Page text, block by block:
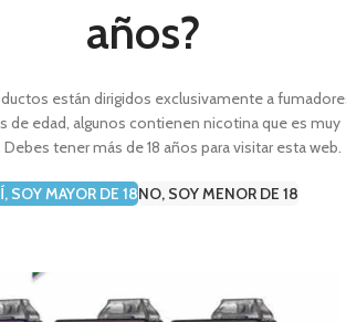
años?
están dirigidos exclusivamente a
de edad, algunos contienen nicotina que es muy
Debes tener más de 18 años para visitar esta web.
SOY MAYOR DE 18NO, SOY MENOR DE 18